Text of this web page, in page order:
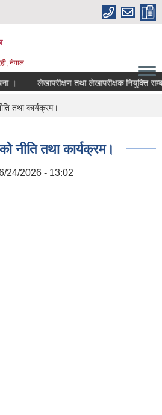
नेपाल
लेखापरीक्षण तथा लेखापरीक्षक नियुक्ति
तथा कार्यक्रम।
तथा कार्यक्रम।
24/2026 - 13:02